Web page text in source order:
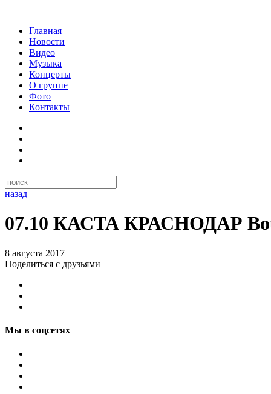
Главная
Новости
Видео
Музыка
Концерты
О группе
Фото
Контакты
назад
07.10 КАСТА КРАСНОДАР
8 августа 2017
Поделиться с друзьями
Мы в соцсетях